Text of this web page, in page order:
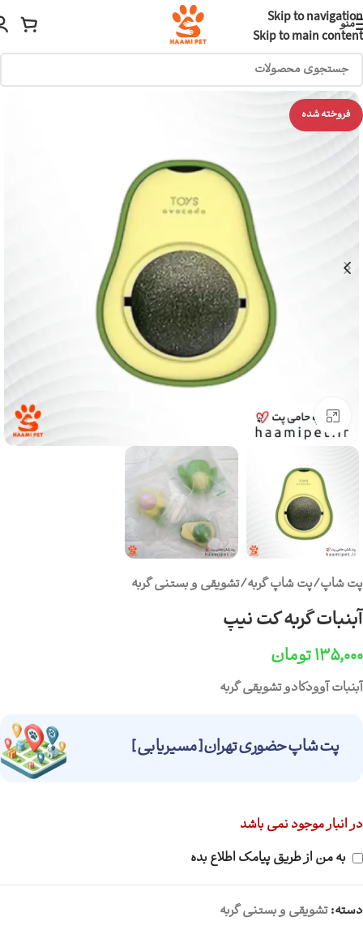
Skip to navigation
Skip to main content
منو
فروخته شده
برای بزرگنمایی کلیک کنید
پت شاپ/پت شاپ گربه/تشویقی و بستنی گربه
آبنبات گربه کت نیپ
۱۳۵,۰۰۰تومان
آبنبات آوودکادو تشویقی گربه
پت شاپ حضوری تهران [ مسیریابی ]
در انبار موجود نمی باشد
به من از طریق پیامک اطلاع بده
دسته:تشویقی و بستنی گربه